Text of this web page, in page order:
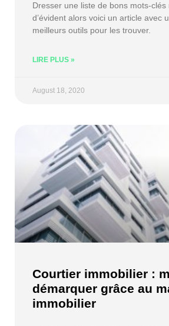
Dresser une liste de bons mots-clés
d’évident alors voici un article avec
meilleurs outils pour les trouver.
LIRE PLUS »
August 18, 2020
Courtier immobilier :
démarquer grâce au
immobilier